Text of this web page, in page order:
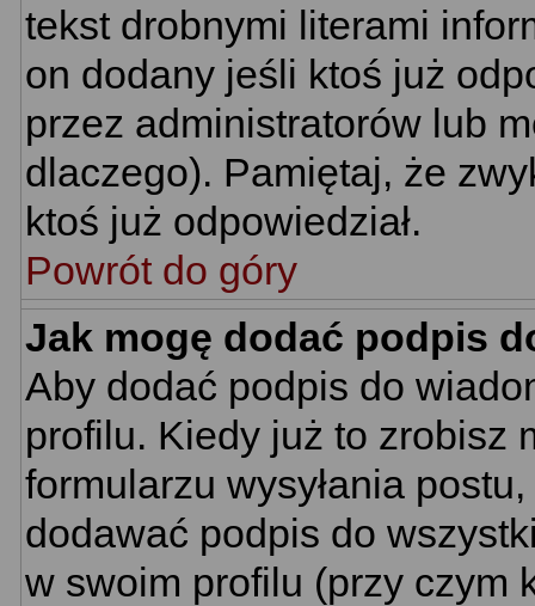
tekst drobnymi literami
on dodany jeśli ktoś już
przez administratorów lub
dlaczego). Pamiętaj, że
ktoś już odpowiedział.
Powrót do góry
Jak mogę dodać podpis
Aby dodać podpis do
profilu. Kiedy już to zrobisz
formularzu wysyłania
dodawać podpis do
w swoim profilu (przy czym